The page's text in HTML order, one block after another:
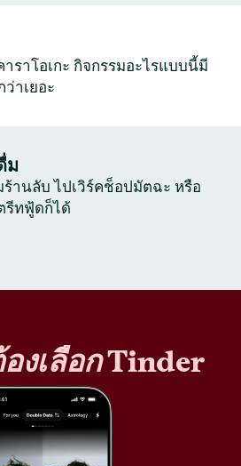
ราโอเกะ กิจกรรมอะไรแบบนี้มี
าเยอะ
ม
านลับ ไปเวิร์คช็อปมัตฉะ หรือ
รีทฟู้ดก็ได้
งเลือกTinder